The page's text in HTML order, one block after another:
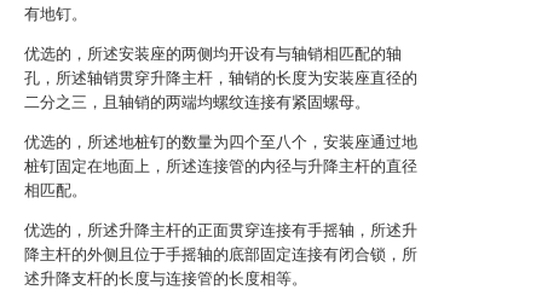
有地钉。
优选的，所述安装座的两侧均开设有与轴销相匹配的轴
孔，所述轴销贯穿升降主杆，轴销的长度为安装座直径的
二分之三，且轴销的两端均螺纹连接有紧固螺母。
优选的，所述地桩钉的数量为四个至八个，安装座通过地
桩钉固定在地面上，所述连接管的内径与升降主杆的直径
相匹配。
优选的，所述升降主杆的正面贯穿连接有手摇轴，所述升
降主杆的外侧且位于手摇轴的底部固定连接有闭合锁，所
述升降支杆的长度与连接管的长度相等。